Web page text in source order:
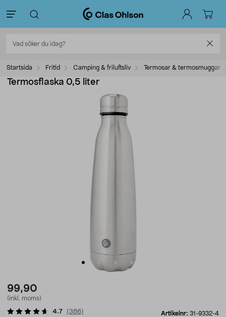
Startsida Fritid Camping & friluftsliv Termosar & termosmuggar
Termosflaska 0,5 liter
99,90
(inkl. moms)
Artikelnr: 31-9332-4
4.7 (386)